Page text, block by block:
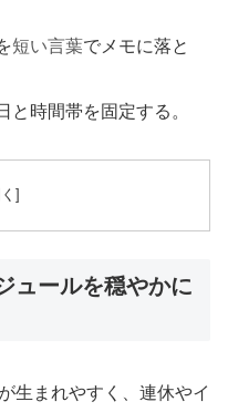
短い言葉でメモに落と
と時間帯を固定する。
ュールを穏やかに
生まれやすく、連休やイ